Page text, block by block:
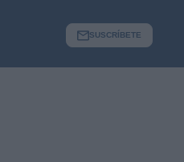
SUSCRÍBETE